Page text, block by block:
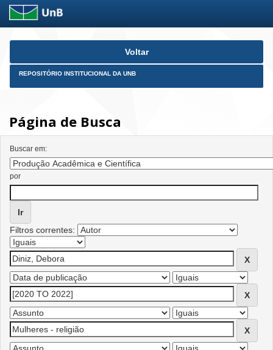
Skip
Voltar
REPOSITÓRIO INSTITUCIONAL DA UNB
Página de Busca
Buscar em:
por
Filtros correntes: